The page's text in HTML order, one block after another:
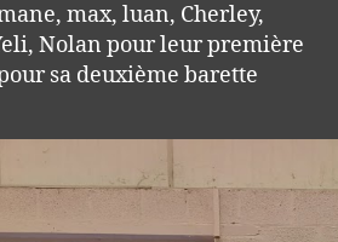
max, luan, Cherley,
Nolan pour leur première
sa deuxième barette